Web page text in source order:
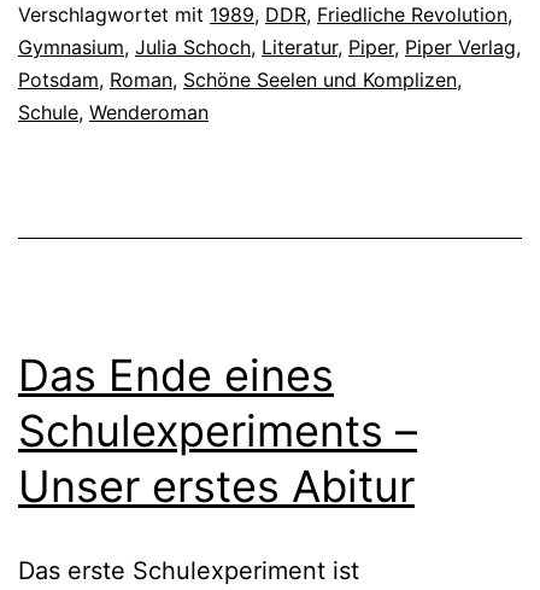
Verschlagwortet mit 1989, DDR, Friedliche Revolution,
Gymnasium, Julia Schoch, Literatur, Piper, Piper Verlag,
Potsdam, Roman, Schöne Seelen und Komplizen,
Schule, Wenderoman
Das Ende eines
Schulexperiments –
Unser erstes Abitur
Das erste Schulexperiment ist